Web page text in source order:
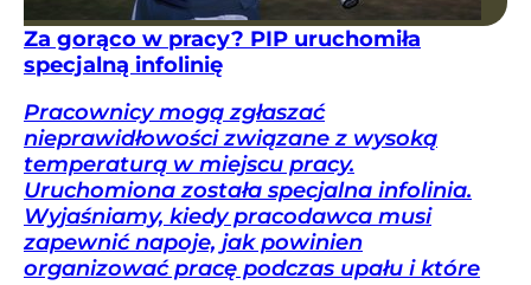
Za gorąco w pracy? PIP uruchomiła
specjalną infolinię
Pracownicy mogą zgłaszać
nieprawidłowości związane z wysoką
temperaturą w miejscu pracy.
Uruchomiona została specjalna infolinia.
Wyjaśniamy, kiedy pracodawca musi
zapewnić napoje, jak powinien
organizować pracę podczas upału i które